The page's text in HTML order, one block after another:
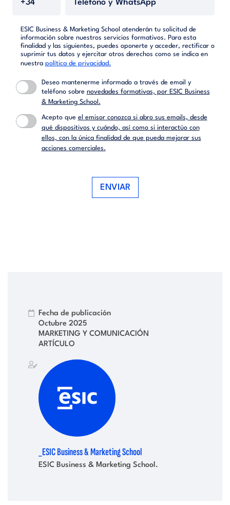
ESIC Business & Marketing School atenderán tu solicitud de
información sobre nuestros servicios formativos. Para esta
finalidad y las siguientes, puedes oponerte y acceder, rectificar o
suprimir tus datos y ejercitar otros derechos como se indica en
nuestra política de privacidad.
Deseo mantenerme informado a través de email y
teléfono sobre novedades formativas, por ESIC Business
& Marketing School.
Acepto que el emisor conozca si abro sus emails, desde
qué dispositivos y cuándo, así como si interactúo con
ellos, con la única finalidad de que pueda mejorar sus
acciones comerciales.
ENVIAR
Fecha de publicación
Octubre 2025
MARKETING Y COMUNICACIÓN
ARTÍCULO
_ESIC Business & Marketing School
ESIC Business & Marketing School.